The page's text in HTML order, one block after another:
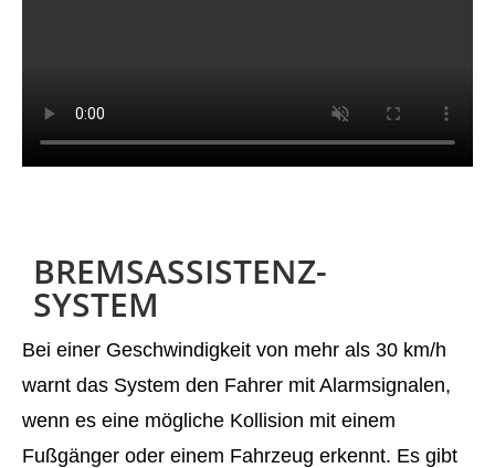
BREMSASSISTENZ-
SYSTEM
Bei einer Geschwindigkeit von mehr als 30 km/h
warnt das System den Fahrer mit Alarmsignalen,
wenn es eine mögliche Kollision mit einem
Fußgänger oder einem Fahrzeug erkennt. Es gibt